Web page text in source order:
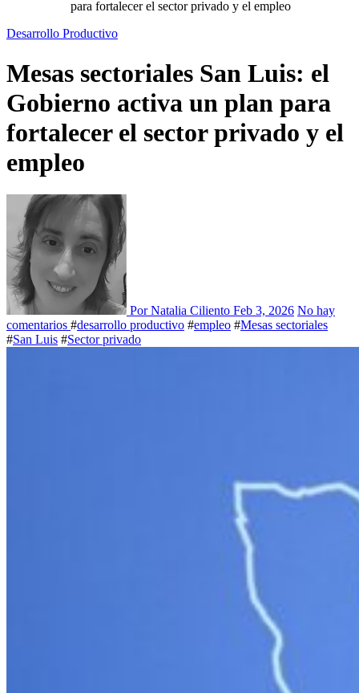
para fortalecer el sector privado y el empleo
Desarrollo Productivo
Mesas sectoriales San Luis: el
Gobierno activa un plan para
fortalecer el sector privado y el
empleo
Por Natalia Ciliento Feb 3, 2026 No hay
comentarios #desarrollo productivo #empleo #Mesas sectoriales
#San Luis #Sector privado